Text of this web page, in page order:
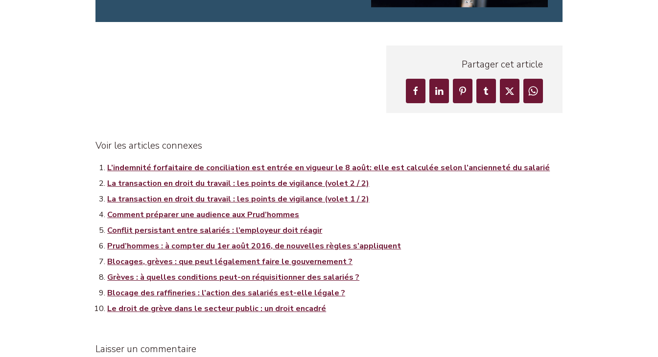
Partager cet article
Voir les articles connexes
L’indemnité forfaitaire de conciliation est entrée en vigueur le 8 août: elle est calculée selon l’ancienneté du salarié
La transaction en droit du travail : les points de vigilance (volet 2 / 2)
La transaction en droit du travail : les points de vigilance (volet 1 / 2)
Comment préparer une audience aux Prud’hommes
Conflit persistant entre salariés : l’employeur doit réagir
Prud’hommes : à compter du 1er août 2016, de nouvelles règles s’appliquent
Blocages, grèves : que peut légalement faire le gouvernement ?
Grèves : à quelles conditions peut-on réquisitionner des salariés ?
Blocage des raffineries : l’action des salariés est-elle légale ?
Le droit de grève dans le secteur public : un droit encadré
Laisser un commentaire